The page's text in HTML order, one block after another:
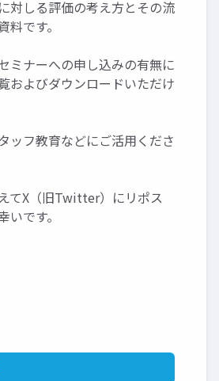
対しる評価の考え方とその流
料です。
ミナーへの申し込みの有無に
およびダウンロードいただけ
ッフ教育などにご活用くださ
てX（旧Twitter）にリポス
いです。